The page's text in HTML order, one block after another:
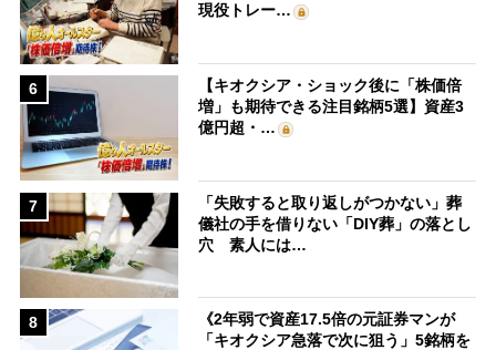
現役トレー…
6
【キオクシア・ショック後に「株価倍
増」も期待できる注目銘柄5選】資産3
億円超・…
7
「失敗すると取り返しがつかない」葬
儀社の手を借りない「DIY葬」の落とし
穴 素人には…
8
《2年弱で資産17.5倍の元証券マンが
「キオクシア急落で次に狙う」5銘柄を